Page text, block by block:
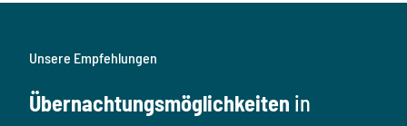
Unsere Empfehlungen
Übernachtungsmöglichkeiten in